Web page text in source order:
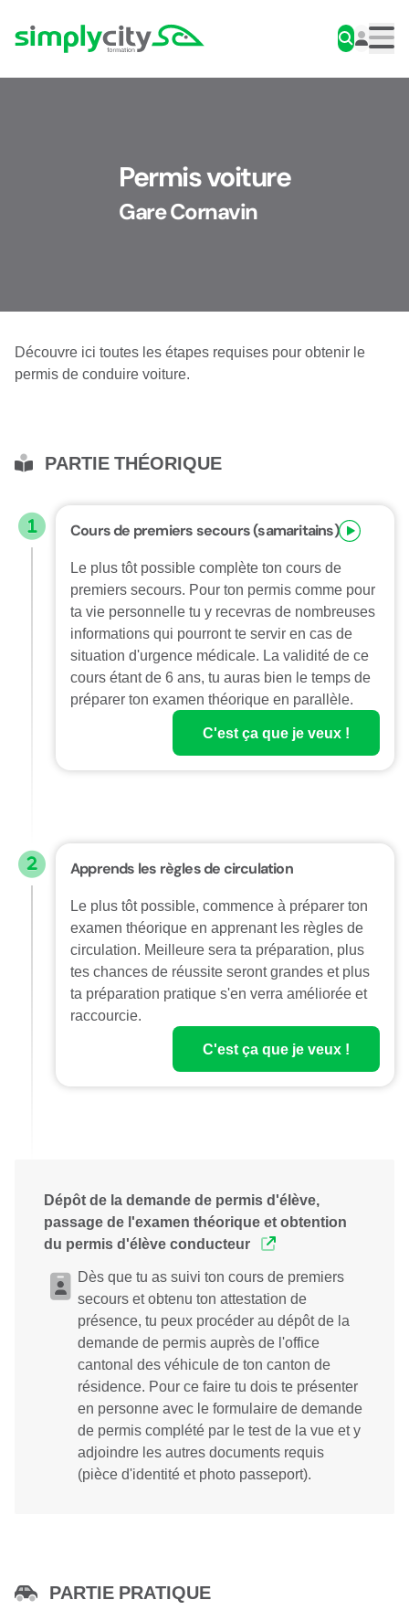
Simplycity
Permis voiture
Gare Cornavin
Découvre ici toutes les étapes requises pour obtenir le
permis de conduire voiture.
PARTIE THÉORIQUE
Cours de premiers secours (samaritains)
Le plus tôt possible complète ton cours de
premiers secours. Pour ton permis comme pour
ta vie personnelle tu y recevras de nombreuses
informations qui pourront te servir en cas de
situation d'urgence médicale. La validité de ce
cours étant de 6 ans, tu auras bien le temps de
préparer ton examen théorique en parallèle.
C'est ça que je veux !
Apprends les règles de circulation
Le plus tôt possible, commence à préparer ton
examen théorique en apprenant les règles de
circulation. Meilleure sera ta préparation, plus
tes chances de réussite seront grandes et plus
ta préparation pratique s'en verra améliorée et
raccourcie.
C'est ça que je veux !
Dépôt de la demande de permis d'élève,
passage de l'examen théorique et obtention
du permis d'élève conducteur
Dès que tu as suivi ton cours de premiers
secours et obtenu ton attestation de
présence, tu peux procéder au dépôt de la
demande de permis auprès de l'office
cantonal des véhicule de ton canton de
résidence. Pour ce faire tu dois te présenter
en personne avec le formulaire de demande
de permis complété par le test de la vue et y
adjoindre les autres documents requis
(pièce d'identité et photo passeport).
PARTIE PRATIQUE